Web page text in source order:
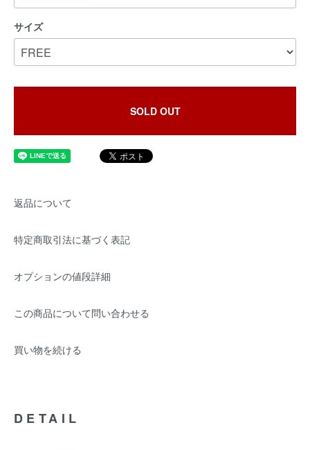
サイズ
SOLD OUT
返品について
特定商取引法に基づく表記
オプションの値段詳細
この商品について問い合わせる
買い物を続ける
DETAIL